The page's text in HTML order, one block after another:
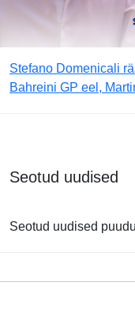
Stefano Domenicali
Bahreini GP eel,
Seotud uudised
Seotud uudised